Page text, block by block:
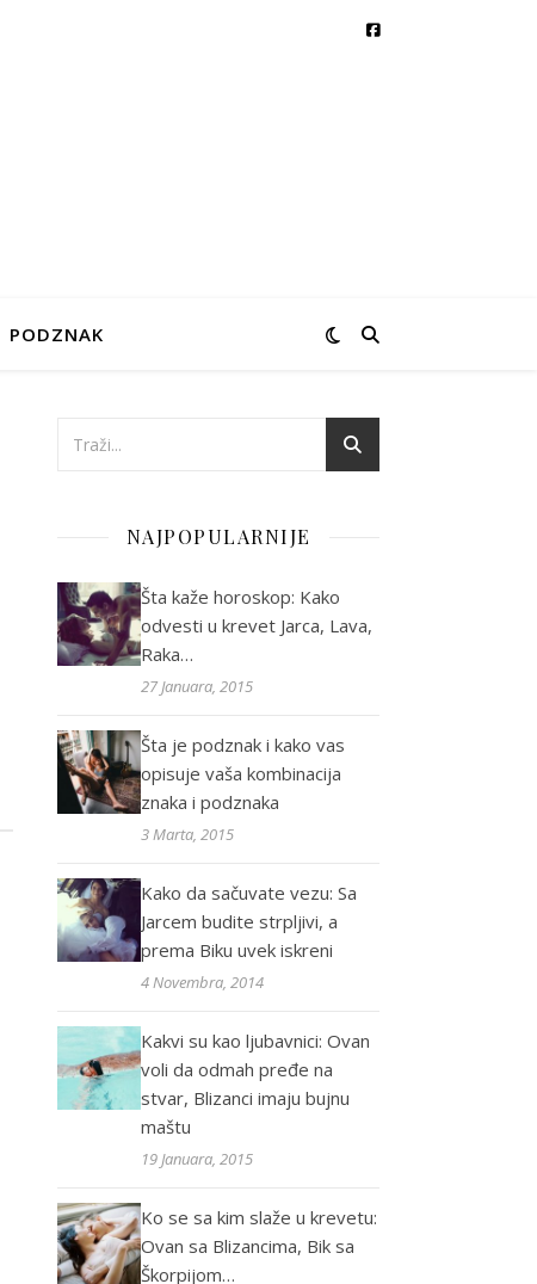
PODZNAK
NAJPOPULARNIJE
Šta kaže horoskop: Kako
odvesti u krevet Jarca, Lava,
Raka…
27 Januara, 2015
Šta je podznak i kako vas
opisuje vaša kombinacija
znaka i podznaka
3 Marta, 2015
Kako da sačuvate vezu: Sa
Jarcem budite strpljivi, a
prema Biku uvek iskreni
4 Novembra, 2014
Kakvi su kao ljubavnici: Ovan
voli da odmah pređe na
stvar, Blizanci imaju bujnu
maštu
19 Januara, 2015
Ko se sa kim slaže u krevetu:
Ovan sa Blizancima, Bik sa
Škorpijom…